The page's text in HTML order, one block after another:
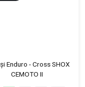
Enduro - Cross SHOX
CEMOTO II